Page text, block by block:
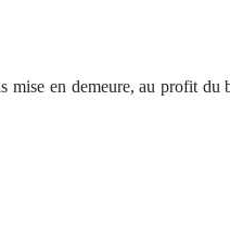
en demeure, au profit